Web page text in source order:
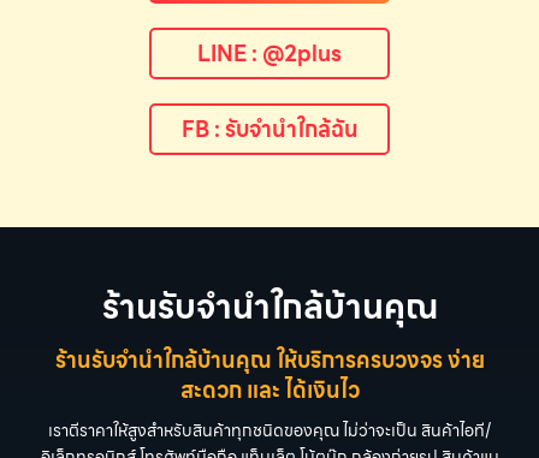
LINE : @2plus
FB : รับจำนำใกล้ฉัน
ร้านรับจำนำใกล้บ้านคุณ
ร้านรับจำนำใกล้บ้านคุณ ให้บริการครบวงจร ง่าย
สะดวก และ ได้เงินไว
เราตีราคาให้สูงสำหรับสินค้าทุกชนิดของคุณ ไม่ว่าจะเป็น สินค้าไอที/